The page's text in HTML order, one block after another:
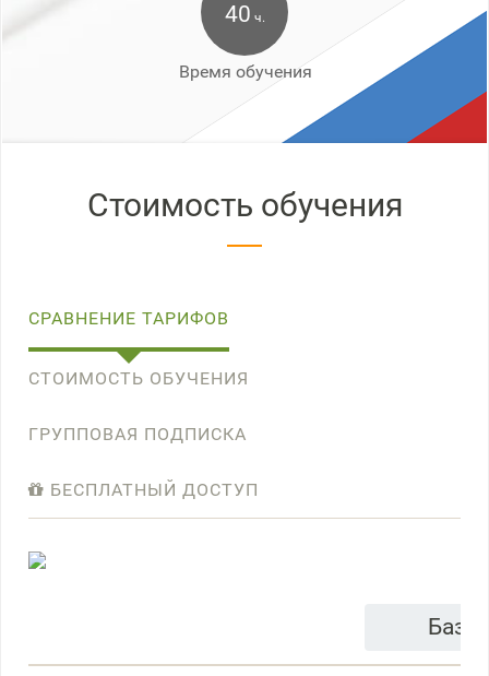
40 ч.
Время обучения
Стоимость обучения
СРАВНЕНИЕ ТАРИФОВ
СТОИМОСТЬ ОБУЧЕНИЯ
ГРУППОВАЯ ПОДПИСКА
БЕСПЛАТНЫЙ ДОСТУП